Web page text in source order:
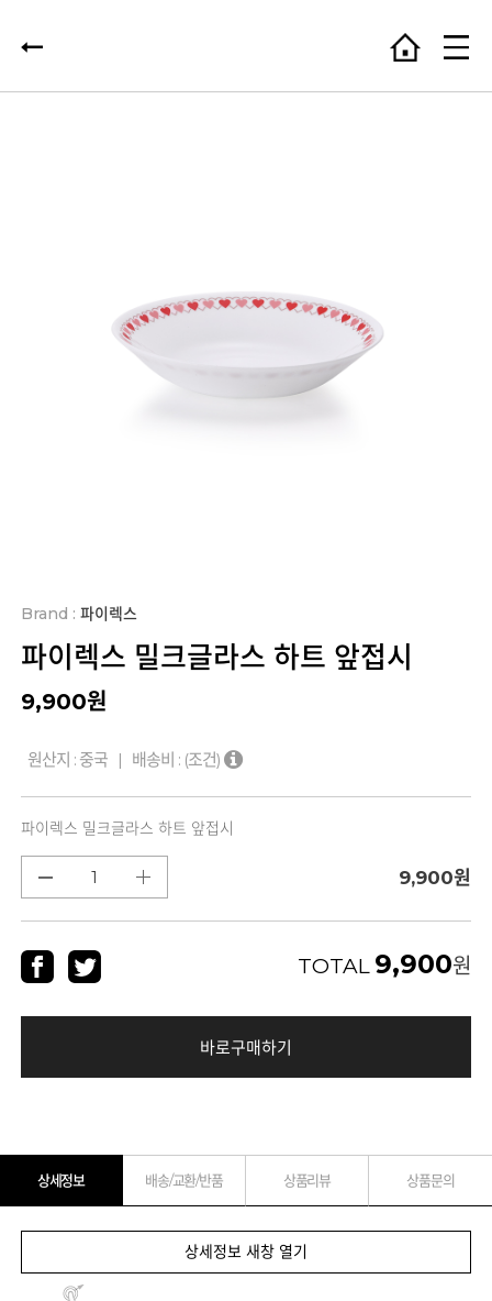
Brand : 파이렉스
파이렉스 밀크글라스 하트 앞접시
9,900원
원산지 : 중국 | 배송비 : (조건)
파이렉스 밀크글라스 하트 앞접시
9,900원
TOTAL 9,900원
바로구매하기
상세정보 배송/교환/반품 상품리뷰 상품문의
상세정보 새창 열기